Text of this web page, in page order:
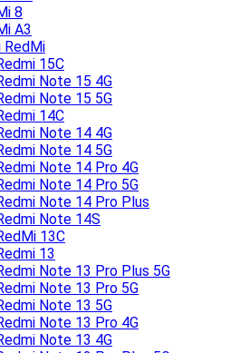
8
A3
RedMi
15C
Note 15 4G
Note 15 5G
14C
Note 14 4G
Note 14 5G
Note 14 Pro 4G
Note 14 Pro 5G
Note 14 Pro Plus
Note 14S
13C
13
Note 13 Pro Plus 5G
Note 13 Pro 5G
Note 13 5G
Note 13 Pro 4G
Note 13 4G